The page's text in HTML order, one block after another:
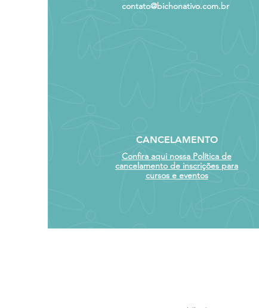
contato@bichonativo.com.br
CANCELAMENTO
Confira aqui nossa Política de
cancelamento de inscrições para
cursos e eventos